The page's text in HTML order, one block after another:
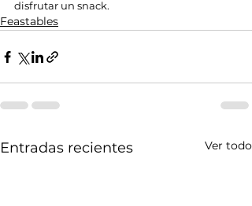
disfrutar un snack.
Feastables
Entradas recientes Ver todo